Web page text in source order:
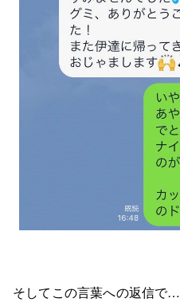
そしてこの言葉への返信で…